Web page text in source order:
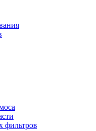
фильтров